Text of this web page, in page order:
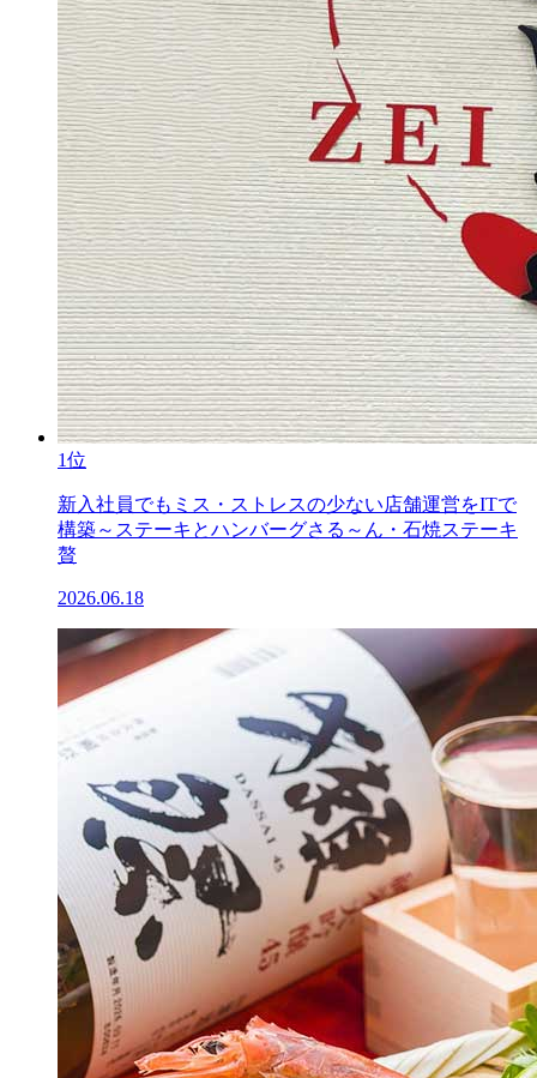
1位
新入社員でもミス・ストレスの少ない店舗運営をITで
構築～ステーキとハンバーグさる～ん・石焼ステーキ
贅
2026.06.18